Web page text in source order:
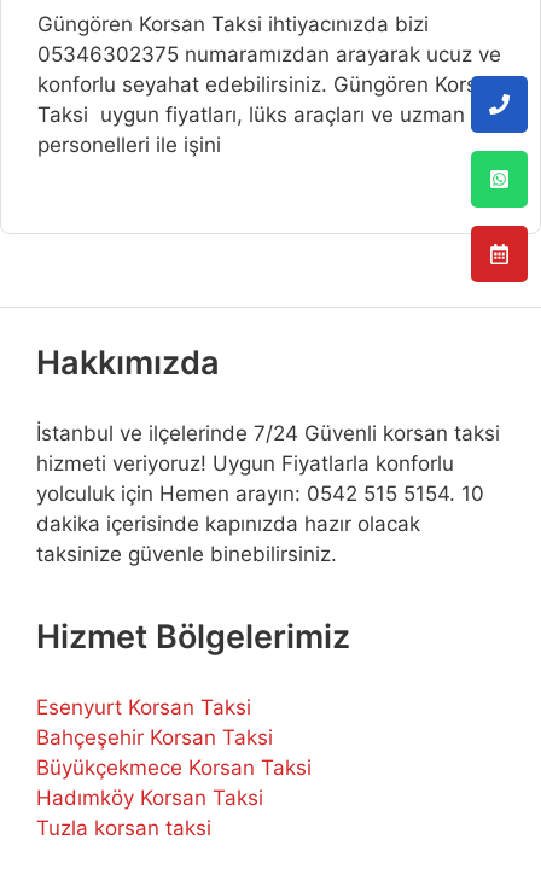
Güngören Korsan Taksi ihtiyacınızda bizi
05346302375 numaramızdan arayarak ucuz ve
konforlu seyahat edebilirsiniz. Güngören Korsan
Taksi uygun fiyatları, lüks araçları ve uzman
personelleri ile işini
Hakkımızda
İstanbul ve ilçelerinde 7/24 Güvenli korsan taksi
hizmeti veriyoruz! Uygun Fiyatlarla konforlu
yolculuk için Hemen arayın: 0542 515 5154. 10
dakika içerisinde kapınızda hazır olacak
taksinize güvenle binebilirsiniz.
Hizmet Bölgelerimiz
Esenyurt Korsan Taksi
Bahçeşehir Korsan Taksi
Büyükçekmece Korsan Taksi
Hadımköy Korsan Taksi
Tuzla korsan taksi